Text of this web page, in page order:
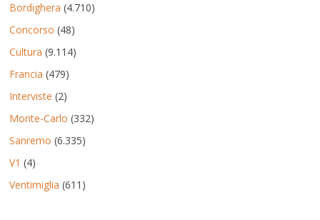
Bordighera (4.710)
Concorso (48)
Cultura (9.114)
Francia (479)
Interviste (2)
Monte-Carlo (332)
Sanremo (6.335)
V1 (4)
Ventimiglia (611)